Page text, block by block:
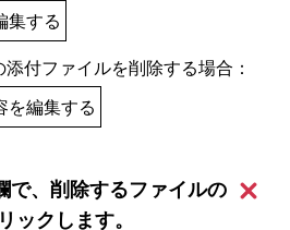
集する
付ファイルを削除する場合：
を編集する
で、削除するファイルの
ックします。